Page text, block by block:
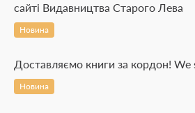
сайті Видавництва Старого Лева
Новина
Доставляємо книги за кордон! We
Новина